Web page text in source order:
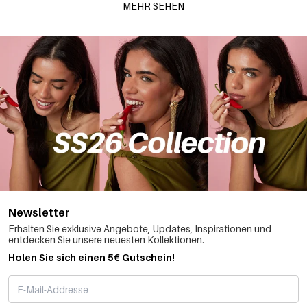
MEHR SEHEN
Newsletter
Erhalten Sie exklusive Angebote, Updates, Inspirationen und
entdecken Sie unsere neuesten Kollektionen.
Holen Sie sich einen 5€ Gutschein!